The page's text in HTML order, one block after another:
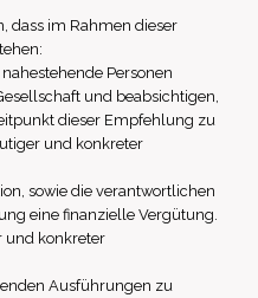
dass im Rahmen dieser
nahestehende Personen
und beabsichtigen,
dieser Empfehlung zu
und konkreter
sowie die verantwortlichen
eine finanzielle Vergütung.
und konkreter
Ausführungen zu